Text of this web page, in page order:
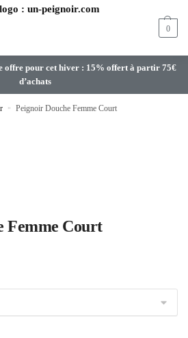
0
offre pour cet hiver : 15% offert à partir 75€
d’achats
» Peignoir Douche Femme Court
Femme Court